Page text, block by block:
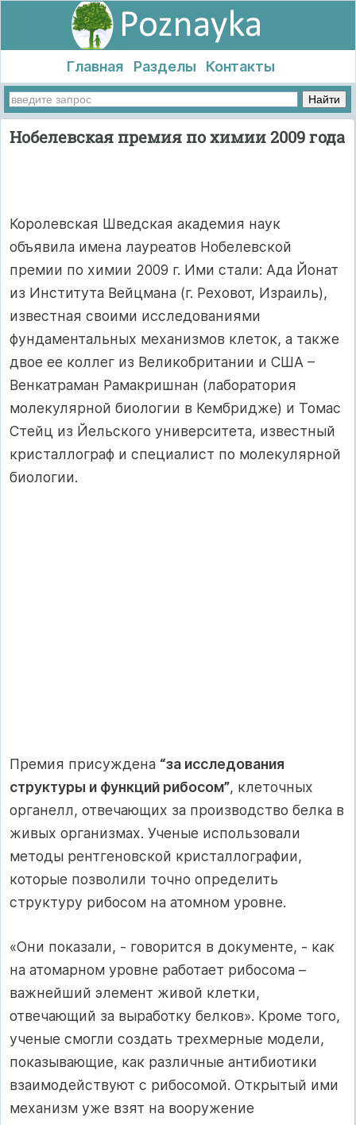
Главная Разделы Контакты
Нобелевская премия по химии 2009 года
Королевская Шведская академия наук
объявила имена лауреатов Нобелевской
премии по химии 2009 г. Ими стали: Ада Йонат
из Института Вейцмана (г. Реховот, Израиль),
известная своими исследованиями
фундаментальных механизмов клеток, а также
двое ее коллег из Великобритании и США –
Венкатраман Рамакришнан (лаборатория
молекулярной биологии в Кембридже) и Томас
Стейц из Йельского университета, известный
кристаллограф и специалист по молекулярной
биологии.
Премия присуждена “за исследования
структуры и функций рибосом”, клеточных
органелл, отвечающих за производство белка в
живых организмах. Ученые использовали
методы рентгеновской кристаллографии,
которые позволили точно определить
структуру рибосом на атомном уровне.
«Они показали, - говорится в документе, - как
на атомарном уровне работает рибосома –
важнейший элемент живой клетки,
отвечающий за выработку белков». Кроме того,
ученые смогли создать трехмерные модели,
показывающие, как различные антибиотики
взаимодействуют с рибосомой. Открытый ими
механизм уже взят на вооружение